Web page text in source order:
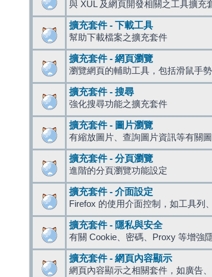
與 XUL 及網頁開發相關之工具擴充
擴充套件 - 下載工具
幫助下載檔案之擴充套件
擴充套件 - 網頁瀏覽
瀏覽網頁的輔助工具，包括滑鼠手
擴充套件 - 搜尋
強化搜尋功能之擴充套件
擴充套件 - 圖片瀏覽
有縮放圖片、查詢圖片資訊等有關
擴充套件 - 分頁瀏覽
進階的分頁瀏覽功能設定
擴充套件 - 介面設定
Firefox 的使用介面控制，如工具列
擴充套件 - 隱私與安全
有關 Cookie、密碼、Proxy 等增強
擴充套件 - 網頁內容顯示
網頁內容顯示之相關套件，如廣告